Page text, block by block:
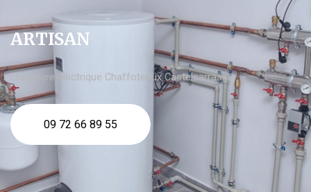
ARTISAN
chaudière électrique Chaffoteaux Castelsarrasin
09 72 66 89 55